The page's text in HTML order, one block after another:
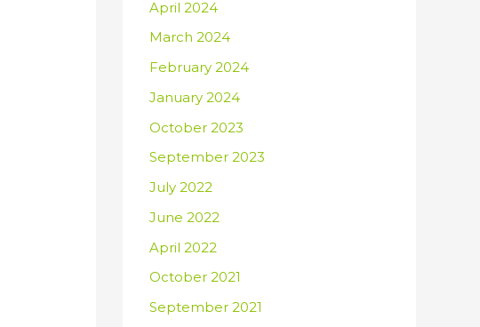
April 2024
March 2024
February 2024
January 2024
October 2023
September 2023
July 2022
June 2022
April 2022
October 2021
September 2021